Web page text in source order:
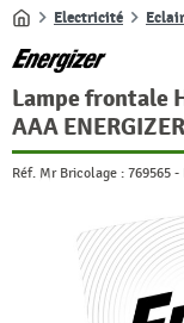
Accueil
Electricité
Lampe frontale
AAA ENERGIZER
Réf. Mr Bricolage : 769565 -